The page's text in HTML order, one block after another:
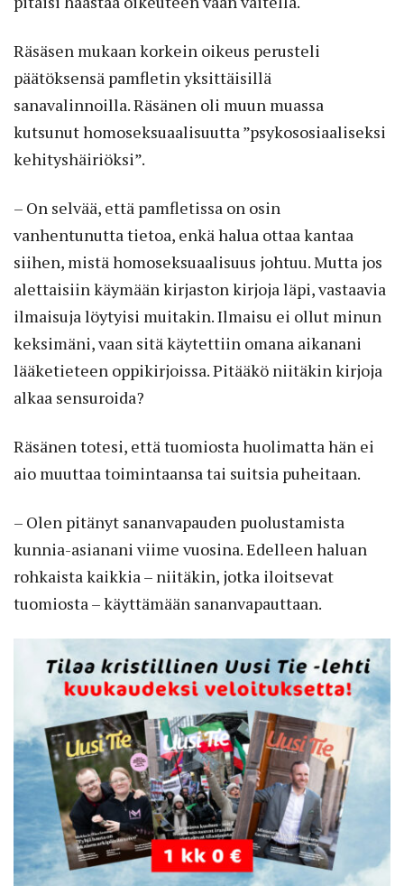
Räsäsen mukaan korkein oikeus perusteli
päätöksensä pamfletin yksittäisillä
sanavalinnoilla. Räsänen oli muun muassa
kutsunut homoseksuaalisuutta ”psykososiaaliseksi
kehityshäiriöksi”.
– On selvää, että pamfletissa on osin
vanhentunutta tietoa, enkä halua ottaa kantaa
siihen, mistä homoseksuaalisuus johtuu. Mutta jos
alettaisiin käymään kirjaston kirjoja läpi, vastaavia
ilmaisuja löytyisi muitakin. Ilmaisu ei ollut minun
keksimäni, vaan sitä käytettiin omana aikanani
lääketieteen oppikirjoissa. Pitääkö niitäkin kirjoja
alkaa sensuroida?
Räsänen totesi, että tuomiosta huolimatta hän ei
aio muuttaa toimintaansa tai suitsia puheitaan.
– Olen pitänyt sananvapauden puolustamista
kunnia-asianani viime vuosina. Edelleen haluan
rohkaista kaikkia – niitäkin, jotka iloitsevat
tuomiosta – käyttämään sananvapauttaan.